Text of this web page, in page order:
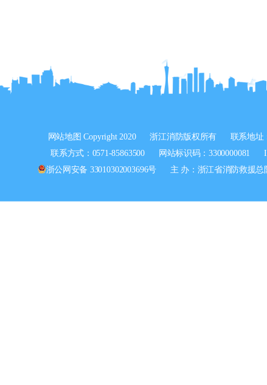
网站地图 Copyright 2020 浙江消防版权所有
联系地址
联系方式：0571-85863500
网站标识码：3300000081
浙公网安备 33010302003696号
主 办：浙江省消防救援总